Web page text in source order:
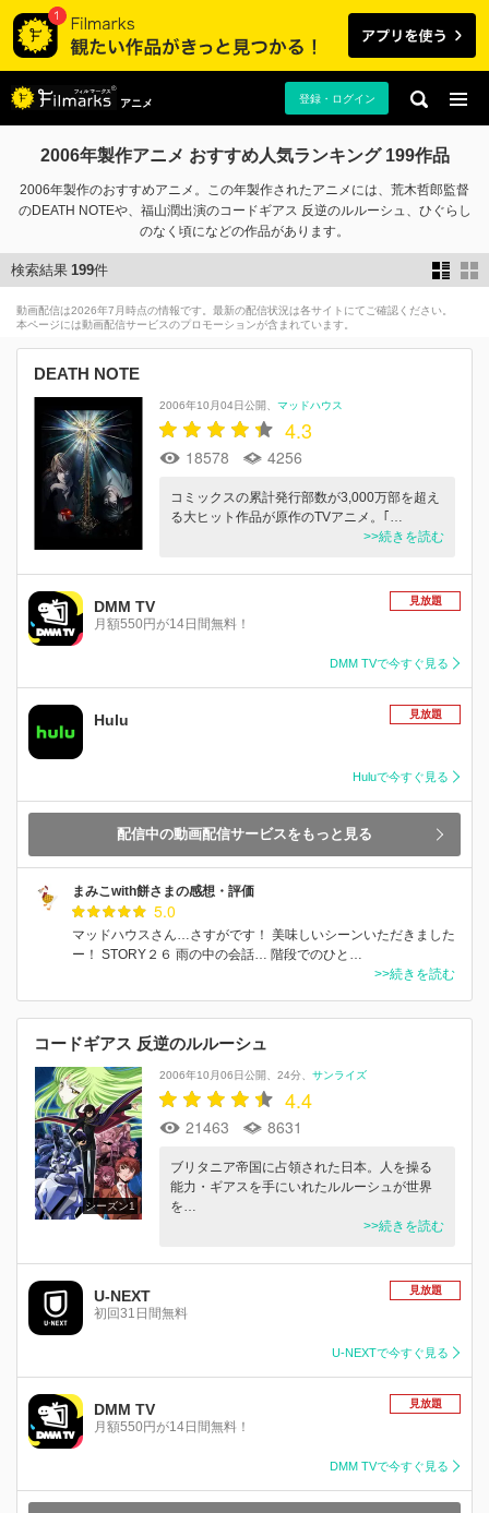
アニメ 登録・ログイン
2006年製作アニメ おすすめ人気ランキング 199作品
2006年製作のおすすめアニメ。この年製作されたアニメには、荒木哲郎監督
のDEATH NOTEや、福山潤出演のコードギアス 反逆のルルーシュ、ひぐらし
のなく頃になどの作品があります。
検索結果 199件
動画配信は2026年7月時点の情報です。最新の配信状況は各サイトにてご確認ください。
本ページには動画配信サービスのプロモーションが含まれています。
DEATH NOTE
2006年10月04日公開 マッドハウス
4.3
18578 4256
コミックスの累計発行部数が3,000万部を超え
る大ヒット作品が原作のTVアニメ。｢…
>>続きを読む
DMM TV
月額550円が14日間無料！
見放題
DMM TVで今すぐ見る
Hulu 見放題
Huluで今すぐ見る
配信中の動画配信サービスをもっと見る
まみこwith餅さまの感想・評価
5.0
マッドハウスさん…さすがです！ 美味しいシーンいただきました
ー！ STORY２６ 雨の中の会話… 階段でのひと…
>>続きを読む
コードギアス 反逆のルルーシュ
シーズン1
2006年10月06日公開 24分 サンライズ
4.4
21463 8631
ブリタニア帝国に占領された日本。人を操る
能力・ギアスを手にいれたルルーシュが世界
を…
>>続きを読む
U-NEXT
初回31日間無料
見放題
U-NEXTで今すぐ見る
DMM TV
月額550円が14日間無料！
見放題
DMM TVで今すぐ見る